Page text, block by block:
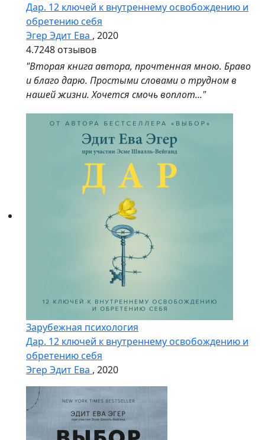
Дар. 12 ключей к внутреннему освобождению и
обретению себя
Эгер Эдит Ева , 2020
4.7248 отзывов
"Вторая книга автора, прочтенная мною. Браво
и благо дарю. Простыми словами о трудном в
нашей жизни. Хочется смочь воплот..."
Зарубежная психология
Дар. 12 ключей к внутреннему освобождению и
обретению себя
Эгер Эдит Ева , 2020